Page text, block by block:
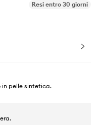
Resi entro 30 giorni
in pelle sintetica.